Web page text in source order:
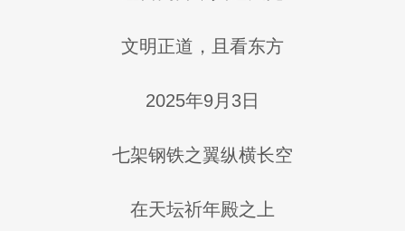
文明正道，且看东方
2025年9月3日
七架钢铁之翼纵横长空
在天坛祈年殿之上